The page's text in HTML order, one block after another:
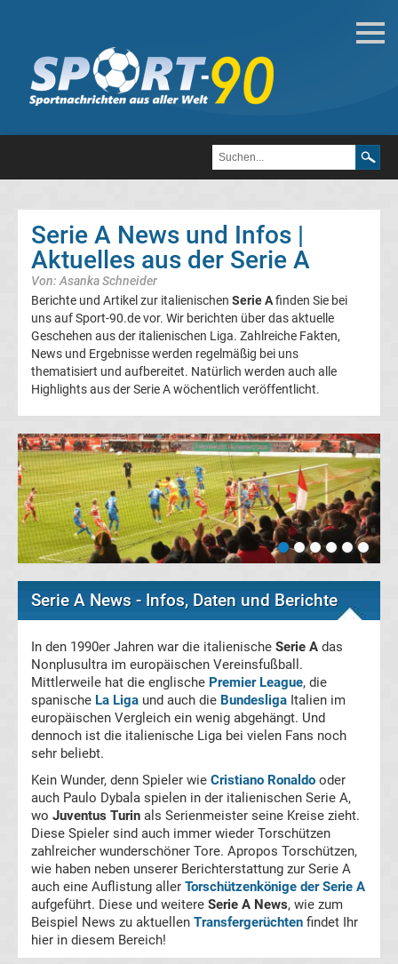
Fußball
Bundesliga
3.
Liga
DFB-
Pokal
League
Europa
League
Europa
Conference
League
Premier
League
La
Liga
Serie
Serie A News und Infos |
Aktuelles aus der Serie A
Von: Asanka Schneider
Berichte und Artikel zur italienischen Serie Afinden Sie bei
uns auf Sport-90.de vor. Wir berichten über das aktuelle
Geschehen aus der italienischen Liga. Zahlreiche Fakten,
News und Ergebnisse werden regelmäßig bei uns
thematisiert und aufbereitet. Natürlich werden auch alle
Highlights aus der Serie A wöchentlich veröffentlicht.
Serie A News - Infos, Daten und Berichte
In den 1990er Jahren war die italienische Serie A das
Nonplusultra im europäischen Vereinsfußball.
Mittlerweile hat die englische Premier League, die
spanische La Liga und auch die Bundesliga Italien im
europäischen Vergleich ein wenig abgehängt. Und
dennoch ist die italienische Liga bei vielen Fans noch
sehr beliebt.
Kein Wunder, denn Spieler wie Cristiano Ronaldo oder
auch Paulo Dybala spielen in der italienischen Serie A,
wo Juventus Turin als Serienmeister seine Kreise zieht.
Diese Spieler sind auch immer wieder Torschützen
zahlreicher wunderschöner Tore. Apropos Torschützen,
wie haben neben unserer Berichterstattung zur Serie A
auch eine Auflistung aller Torschützenkönige der Serie A
aufgeführt. Diese und weitere Serie A News, wie zum
Beispiel News zu aktuellen Transfergerüchten findet Ihr
hier in diesem Bereich!